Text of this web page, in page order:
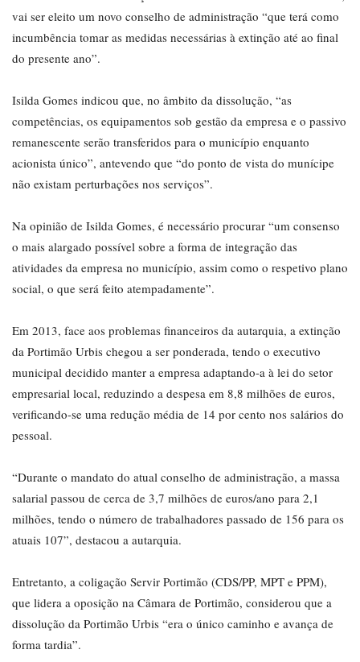
vai ser eleito um novo conselho de administração “que terá como
incumbência tomar as medidas necessárias à extinção até ao final
do presente ano”.
Isilda Gomes indicou que, no âmbito da dissolução, “as
competências, os equipamentos sob gestão da empresa e o passivo
remanescente serão transferidos para o município enquanto
acionista único”, antevendo que “do ponto de vista do munícipe
não existam perturbações nos serviços”.
Na opinião de Isilda Gomes, é necessário procurar “um consenso
o mais alargado possível sobre a forma de integração das
atividades da empresa no município, assim como o respetivo plano
social, o que será feito atempadamente”.
Em 2013, face aos problemas financeiros da autarquia, a extinção
da Portimão Urbis chegou a ser ponderada, tendo o executivo
municipal decidido manter a empresa adaptando-a à lei do setor
empresarial local, reduzindo a despesa em 8,8 milhões de euros,
verificando-se uma redução média de 14 por cento nos salários do
pessoal.
“Durante o mandato do atual conselho de administração, a massa
salarial passou de cerca de 3,7 milhões de euros/ano para 2,1
milhões, tendo o número de trabalhadores passado de 156 para os
atuais 107”, destacou a autarquia.
Entretanto, a coligação Servir Portimão (CDS/PP, MPT e PPM),
que lidera a oposição na Câmara de Portimão, considerou que a
dissolução da Portimão Urbis “era o único caminho e avança de
forma tardia”.